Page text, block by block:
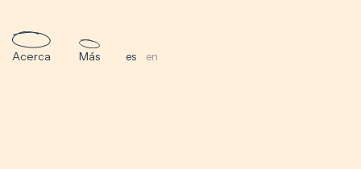
Acerca Más es en